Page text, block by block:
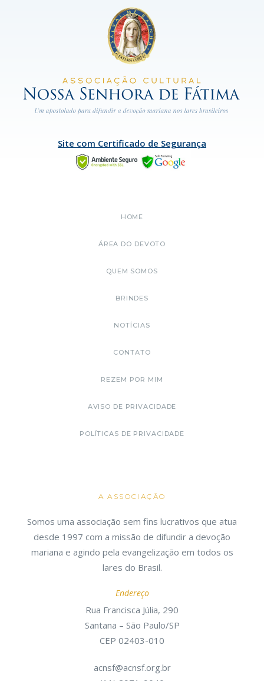
Site com Certificado de Segurança
HOME
ÁREA DO DEVOTO
QUEM SOMOS
BRINDES
NOTÍCIAS
CONTATO
REZEM POR MIM
AVISO DE PRIVACIDADE
POLÍTICAS DE PRIVACIDADE
A ASSOCIAÇÃO
Somos uma associação sem fins lucrativos que atua
desde 1997 com a missão de difundir a devoção
mariana e agindo pela evangelização em todos os
lares do Brasil.
Endereço
Rua Francisca Júlia, 290
Santana – São Paulo/SP
CEP 02403-010
acnsf@acnsf.org.br